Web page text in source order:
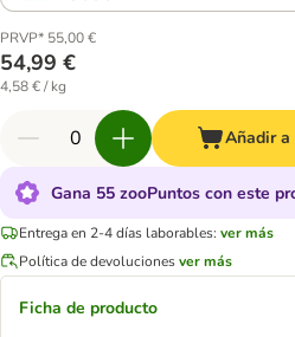
PRVP* 55,00 €
54,99 €
4,58 € / kg
Añadir a
Gana 55 zooPuntos con este
Entrega en 2-4 días laborables: ver más
Política de devolucionesver más
Ficha de producto